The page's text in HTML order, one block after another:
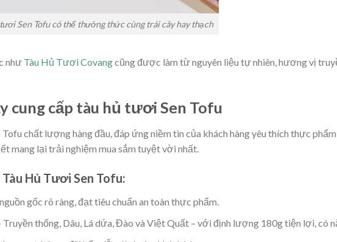
tươi Sen Tofu có thể thưởng thức cùng trái cây hay thạch
như Tàu Hủ Tươi Covangcũng được làm từ nguyên liệu tự nhiên, hương vị
cung cấp tàu hủ tươi Sen Tofu
chất lượng hàng đầu, đáp ứng niềm tin của khách hàng yêu thích thực
mang lại trải nghiệm mua sắm tuyệt vời nhất.
Hủ Tươi Sen Tofu:
gốc rõ ràng, đạt tiêu chuẩn an toàn thực phẩm.
thống, Dâu, Lá dứa, Đào và Việt Quất – với định lượng 180g tiện lợi, có